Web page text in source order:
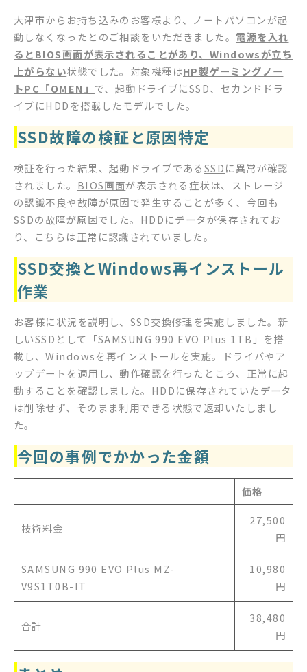
大津市からお持ち込みのお客様より、ノートパソコンが起
動しなくなったとのご相談をいただきました。 電源を入れ
るとBIOS画面が表示されることがあり、Windowsが立ち
上がらない状態でした。対象機種はHP製ゲーミングノー
トPC「OMEN」 で、起動ドライブにSSD、セカンドドラ
イブにHDDを搭載したモデルでした。
SSD故障の検証と原因特定
検証を行った結果、起動ドライブであるSSDに異常が確認
されました。 BIOS画面が表示される症状は、ストレージ
の認識不良や故障が原因で発生することが多く、今回も
SSDの故障が原因でした。HDDにデータが保存されてお
り、こちらは正常に認識されていました。
SSD交換とWindows再インストール
作業
お客様に状況を説明し、SSD交換修理を実施しました。新
しいSSDとして「SAMSUNG 990 EVO Plus 1TB」を搭
載し、Windowsを再インストールを実施。ドライバやア
ップデートを適用し、動作確認を行ったところ、正常に起
動することを確認しました。HDDに保存されていたデータ
は削除せず、そのまま利用できる状態で返却いたしまし
た。
今回の事例でかかった金額
価格
技術料金
27,500
円
SAMSUNG 990 EVO Plus MZ-
V9S1T0B-IT
10,980
円
合計
38,480
円